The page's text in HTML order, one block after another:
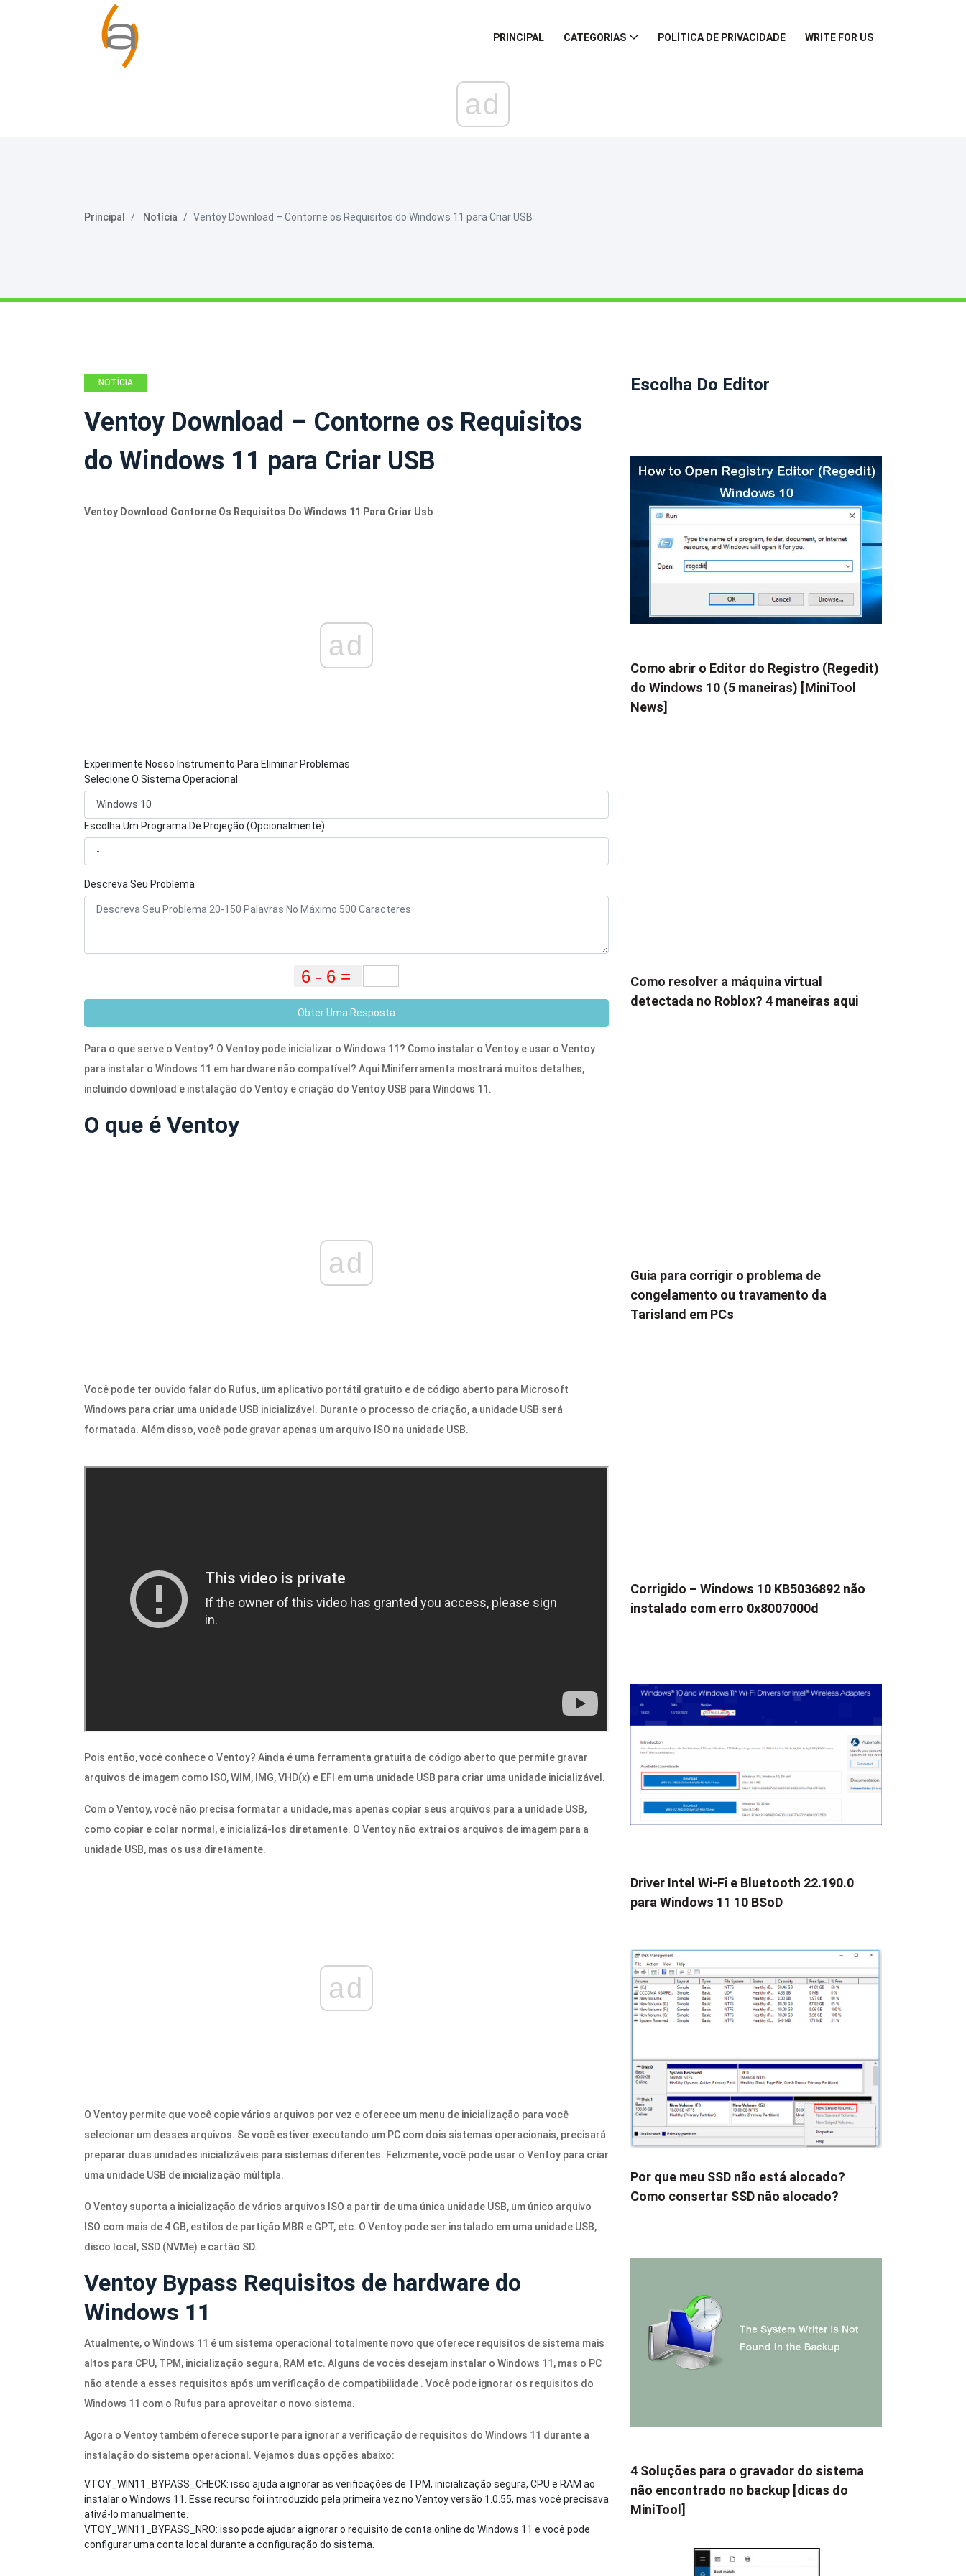
PRINCIPAL CATEGORIAS POLÍTICA DE PRIVACIDADE WRITE FOR US
ad
Principal Notícia Ventoy Download – Contorne os Requisitos do Windows 11 para Criar USB
NOTÍCIA
Ventoy Download – Contorne os Requisitos
do Windows 11 para Criar USB
Ventoy Download Contorne Os Requisitos Do Windows 11 Para Criar Usb
ad
Experimente Nosso Instrumento Para Eliminar Problemas
Selecione O Sistema Operacional
Escolha Um Programa De Projeção (Opcionalmente)
Descreva Seu Problema
Obter Uma Resposta
Para o que serve o Ventoy? O Ventoy pode inicializar o Windows 11? Como instalar o Ventoy e usar o Ventoy
para instalar o Windows 11 em hardware não compatível? Aqui Miniferramenta mostrará muitos detalhes,
incluindo download e instalação do Ventoy e criação do Ventoy USB para Windows 11.
O que é Ventoy
ad
Você pode ter ouvido falar do Rufus, um aplicativo portátil gratuito e de código aberto para Microsoft
Windows para criar uma unidade USB inicializável. Durante o processo de criação, a unidade USB será
formatada. Além disso, você pode gravar apenas um arquivo ISO na unidade USB.
Pois então, você conhece o Ventoy? Ainda é uma ferramenta gratuita de código aberto que permite gravar
arquivos de imagem como ISO, WIM, IMG, VHD(x) e EFI em uma unidade USB para criar uma unidade inicializável.
Com o Ventoy, você não precisa formatar a unidade, mas apenas copiar seus arquivos para a unidade USB,
como copiar e colar normal, e inicializá-los diretamente. O Ventoy não extrai os arquivos de imagem para a
unidade USB, mas os usa diretamente.
ad
O Ventoy permite que você copie vários arquivos por vez e oferece um menu de inicialização para você
selecionar um desses arquivos. Se você estiver executando um PC com dois sistemas operacionais, precisará
preparar duas unidades inicializáveis ​​para sistemas diferentes. Felizmente, você pode usar o Ventoy para criar
uma unidade USB de inicialização múltipla.
O Ventoy suporta a inicialização de vários arquivos ISO a partir de uma única unidade USB, um único arquivo
ISO com mais de 4 GB, estilos de partição MBR e GPT, etc. O Ventoy pode ser instalado em uma unidade USB,
disco local, SSD (NVMe) e cartão SD.
Ventoy Bypass Requisitos de hardware do
Windows 11
Atualmente, o Windows 11 é um sistema operacional totalmente novo que oferece requisitos de sistema mais
altos para CPU, TPM, inicialização segura, RAM etc. Alguns de vocês desejam instalar o Windows 11, mas o PC
não atende a esses requisitos após um verificação de compatibilidade . Você pode ignorar os requisitos do
Windows 11 com o Rufus para aproveitar o novo sistema.
Agora o Ventoy também oferece suporte para ignorar a verificação de requisitos do Windows 11 durante a
instalação do sistema operacional. Vejamos duas opções abaixo:
VTOY_WIN11_BYPASS_CHECK: isso ajuda a ignorar as verificações de TPM, inicialização segura, CPU e RAM ao
instalar o Windows 11. Esse recurso foi introduzido pela primeira vez no Ventoy versão 1.0.55, mas você precisava
ativá-lo manualmente.
VTOY_WIN11_BYPASS_NRO: isso pode ajudar a ignorar o requisito de conta online do Windows 11 e você pode
configurar uma conta local durante a configuração do sistema.
Escolha Do Editor
Como abrir o Editor do Registro (Regedit)
do Windows 10 (5 maneiras) [MiniTool
News]
Como resolver a máquina virtual
detectada no Roblox? 4 maneiras aqui
Guia para corrigir o problema de
congelamento ou travamento da
Tarisland em PCs
Corrigido – Windows 10 KB5036892 não
instalado com erro 0x8007000d
Driver Intel Wi-Fi e Bluetooth 22.190.0
para Windows 11 10 BSoD
Por que meu SSD não está alocado?
Como consertar SSD não alocado?
4 Soluções para o gravador do sistema
não encontrado no backup [dicas do
MiniTool]